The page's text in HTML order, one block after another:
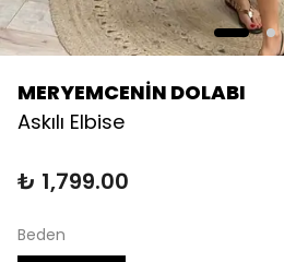
MERYEMCENİN DOLABI
Askılı Elbise
₺ 1,799.00
Beden